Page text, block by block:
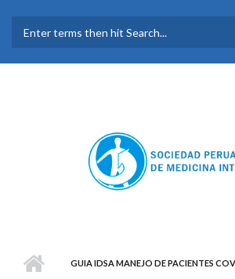
FORMULARIO DE
BÚSQUEDA
GUIA IDSA MANEJO DE PACIENTES